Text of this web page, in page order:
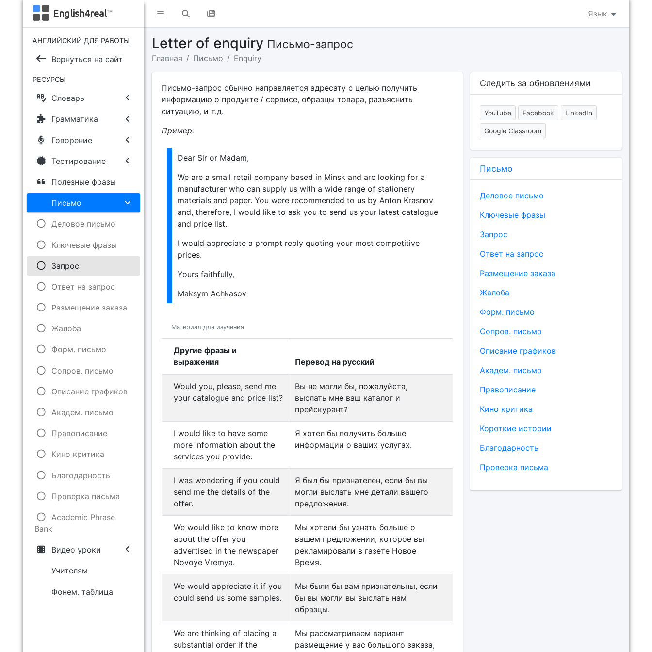
Язык
English4real™
АНГЛИЙСКИЙ ДЛЯ РАБОТЫ
Вернуться на сайт
РЕСУРСЫ
Словарь
Грамматика
Говорение
Тестирование
Полезные фразы
Письмо
Деловое письмо
Ключевые фразы
Запрос
Ответ на запрос
Размещение заказа
Жалоба
Форм. письмо
Сопров. письмо
Описание графиков
Академ. письмо
Правописание
Кино критика
Благодарность
Проверка письма
Academic Phrase
Bank
Видео уроки
Учителям
Фонем. таблица
Letter of enquiry Письмо-запрос
Главная Письмо Enquiry
Письмо-запрос обычно направляется адресату с целью получить
информацию о продукте / сервисе, образцы товара, разъяснить
ситуацию, и т.д.
Пример:
Dear Sir or Madam,
We are a small retail company based in Minsk and are looking for a
manufacturer who can supply us with a wide range of stationery
materials and paper. You were recommended to us by Anton Krasnov
and, therefore, I would like to ask you to send us your latest catalogue
and price list.
I would appreciate a prompt reply quoting your most competitive
prices.
Yours faithfully,
Maksym Achkasov
Материал для изучения
Другие фразы и
выражения
Перевод на русский
Would you, please, send me
your catalogue and price list?
Вы не могли бы, пожалуйста,
выслать мне ваш каталог и
прейскурант?
I would like to have some
more information about the
services you provide.
Я хотел бы получить больше
информации о ваших услугах.
I was wondering if you could
send me the details of the
offer.
Я был бы признателен, если бы вы
могли выслать мне детали вашего
предложения.
We would like to know more
about the offer you
advertised in the newspaper
Novoye Vremya.
Мы хотели бы узнать больше о
вашем предложении, которое вы
рекламировали в газете Новое
Время.
We would appreciate it if you
could send us some samples.
Мы были бы вам признательны, если
бы вы могли вы выслать нам
образцы.
We are thinking of placing a
substantial order if the
Мы рассматриваем вариант
размещение у вас большого заказа,
Следить за обновлениями
YouTube Facebook LinkedIn
Google Classroom
Письмо
Деловое письмо
Ключевые фразы
Запрос
Ответ на запрос
Размещение заказа
Жалоба
Форм. письмо
Сопров. письмо
Описание графиков
Академ. письмо
Правописание
Кино критика
Короткие истории
Благодарность
Проверка письма